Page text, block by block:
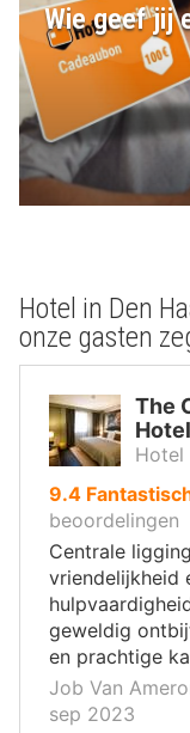
Wie geef jij
Hotel in Den
onze gasten
The
Hotel
Hotel
9.4uit
10
,
beoordelingen
Centrale
vriendelijkheid
geweldig
en prachtige
Job Van
sep 2023